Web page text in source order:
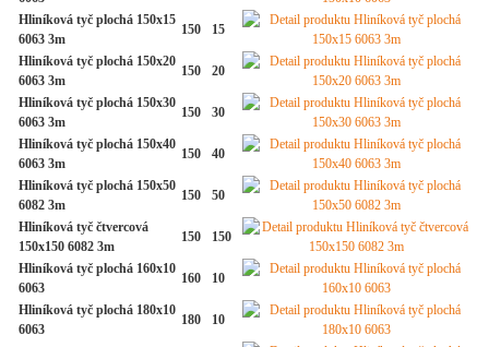
Hliníková tyč plochá 150x15
6063 3m
150 15
Hliníková tyč plochá 150x20
6063 3m
150 20
Hliníková tyč plochá 150x30
6063 3m
150 30
Hliníková tyč plochá 150x40
6063 3m
150 40
Hliníková tyč plochá 150x50
6082 3m
150 50
Hliníková tyč čtvercová
150x150 6082 3m
150 150
Hliníková tyč plochá 160x10
6063
160 10
Hliníková tyč plochá 180x10
6063
180 10